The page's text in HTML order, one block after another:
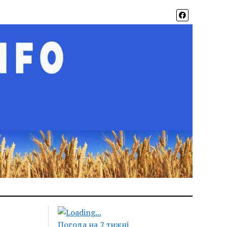
Погода на 2 тижні